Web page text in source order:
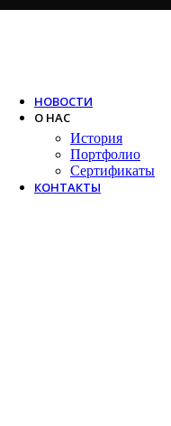
Systemair
НОВОСТИ
О НАС
История
Портфолио
Сертификаты
КОНТАКТЫ